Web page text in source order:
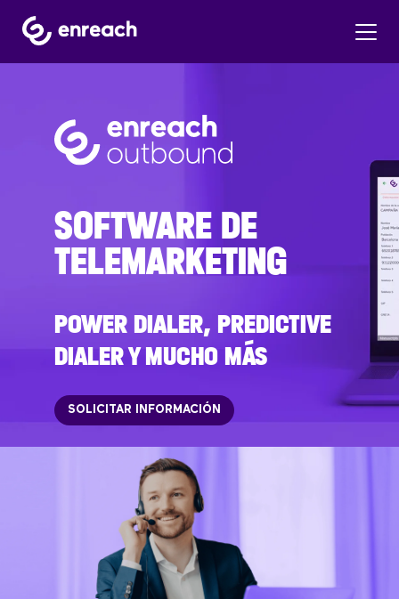
SOFTWARE DE
TELEMARKETING
POWER DIALER, PREDICTIVE
DIALER Y MUCHO MÁS
SOLICITAR INFORMACIÓN